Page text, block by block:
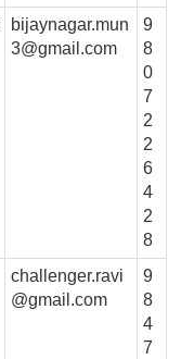
bijaynagar.mun
3@gmail.com
9
8
0
7
2
2
6
4
2
8
challenger.ravi
@gmail.com
9
8
4
7